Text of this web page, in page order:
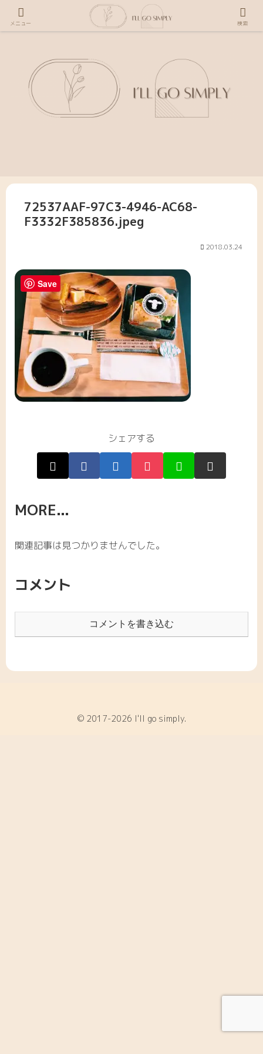
72537AAF-97C3-4946-AC68-
F3332F385836.jpeg
2018.03.24
シェアする
MORE...
関連記事は見つかりませんでした。
コメント
コメントを書き込む
© 2017-2026 I'll go simply.
メニュー 検索
Save